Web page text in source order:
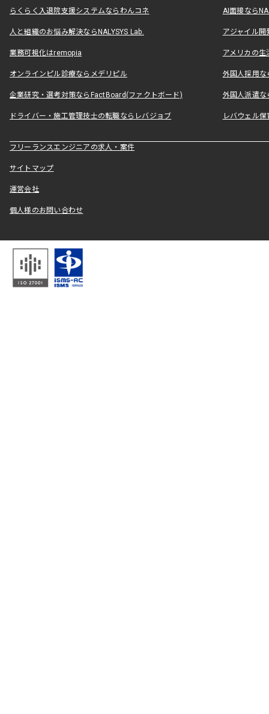
らくらく入退院支援システムならわんコネ AI面接なら
人と組織のお悩み解決ならNALYSYS Lab. アジャイル
業務可視化はremopia アメリカの
オンラインピル診療ならメデリピル 外国人採用
企業研究・選考対策ならFactBoard(ファクトボード) 外国人派遣な
ドライバー・施工管理技士の転職ならレバジョブ レバウェル
フリーランスエンジニアの求人・案件
サイトマップ
運営会社
個人様のお問い合わせ